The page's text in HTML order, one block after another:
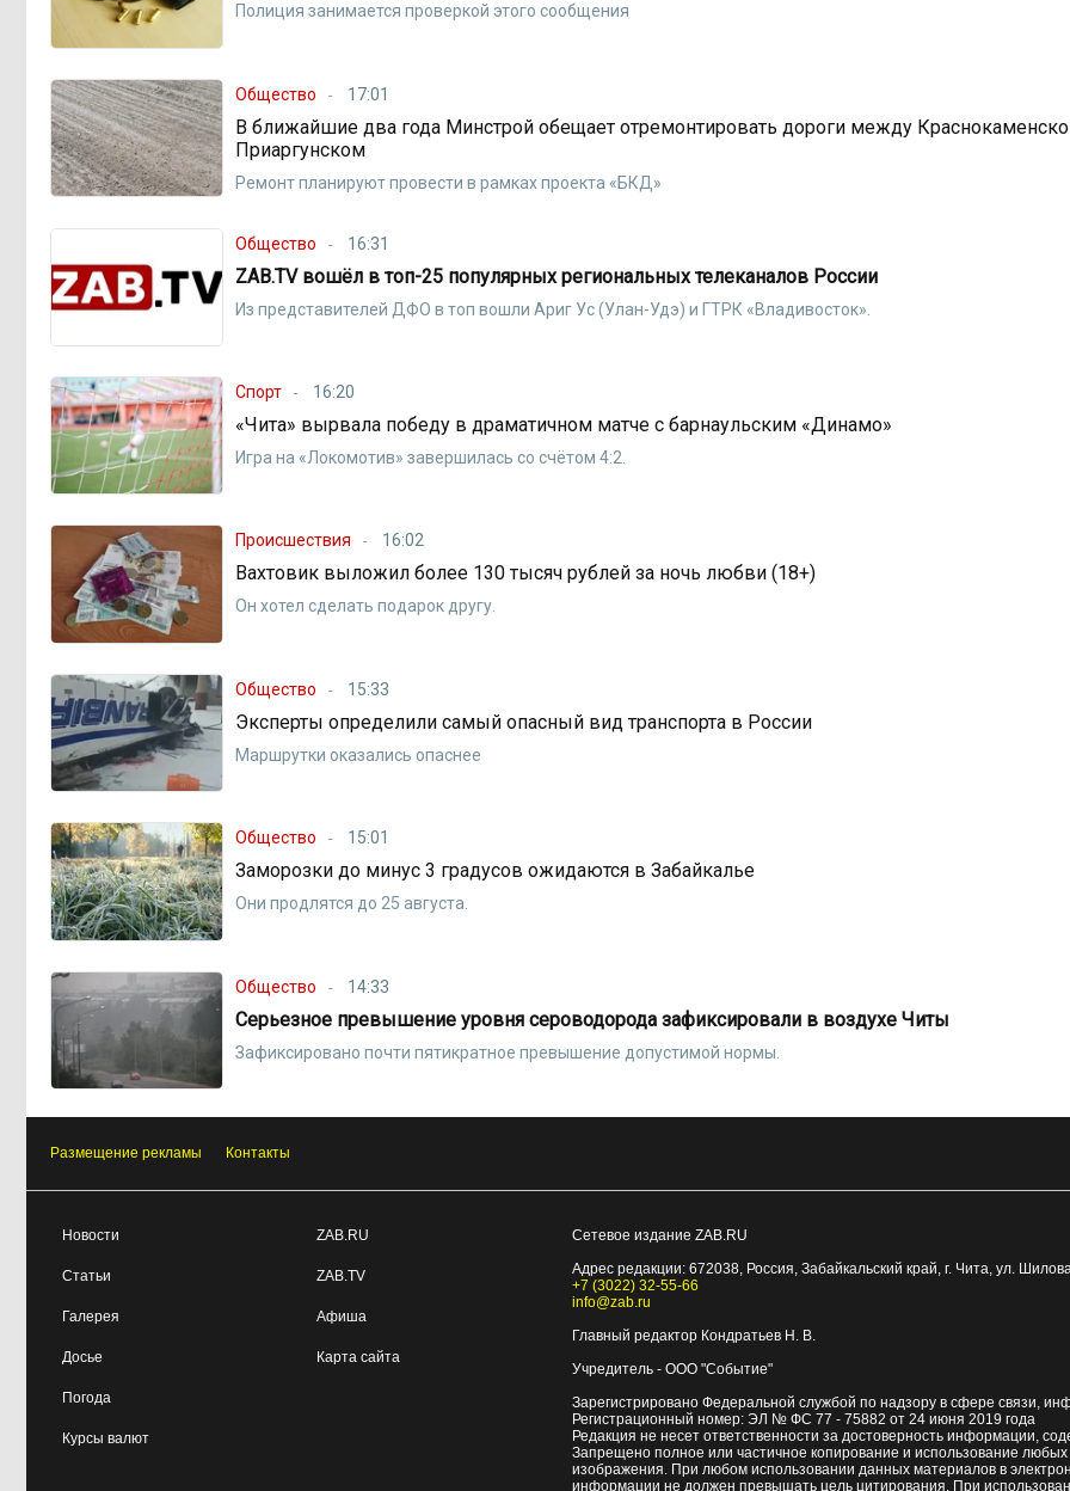
Полиция занимается проверкой этого сообщения
Общество 17:01
В ближайшие два года Минстрой обещает отремонтировать дороги между
Приаргунском
Ремонт планируют провести в рамках проекта «БКД»
Общество 16:31
ZAB.TV вошёл в топ-25 популярных региональных телеканалов России
Из представителей ДФО в топ вoшли Ариг Ус (Улан-Удэ) и ГТРК «Владивосток».
Спорт 16:20
«Чита» вырвала победу в драматичном матче с барнаульским «Динамо»
Игра на «Локомотив» завершилась со счётом 4:2.
Происшествия 16:02
Вахтовик выложил более 130 тысяч рублей за ночь любви (18+)
Он хотел сделать подарок другу.
Общество 15:33
Эксперты определили самый опасный вид транспорта в России
Маршрутки оказались опаснее
Общество 15:01
Заморозки до минус 3 градусов ожидаются в Забайкалье
Они продлятся до 25 августа.
Общество 14:33
Серьезное превышение уровня сероводорода зафиксировали в воздухе Читы
Зафиксировано почти пятикратное превышение допустимой нормы.
Размещение рекламы Контакты
Новости
Статьи
Галерея
Досье
Погода
Курсы валют
ZAB.RU
ZAB.TV
Афиша
Карта сайта
Сетевое издание ZAB.RU
Адрес редакции: 672038, Россия, Забайкальский край, г. Чита, ул.
+7 (3022) 32-55-66
info@zab.ru
Главный редактор Кондратьев Н. В.
Учредитель - ООО "Событие"
Зарегистрировано Федеральной службой по надзору в сфере связи,
Регистрационный номер: ЭЛ № ФС 77 - 75882 от 24 июня 2019 года
Редакция не несет ответственности за достоверность информации,
Запрещено полное или частичное копирование и использование
изображения. При любом использовании данных материалов в
информации не должен превышать цель цитирования. При